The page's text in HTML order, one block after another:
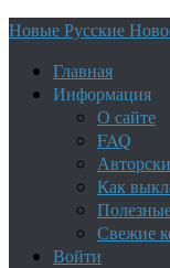
Новые Русские
Главная
Информация
О сайте
FAQ
Как
Свежие
Войти